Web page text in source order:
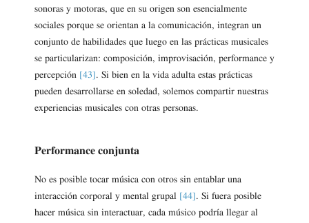
sonoras y motoras, que en su origen son esencialmente
sociales porque se orientan a la comunicación, integran un
conjunto de habilidades que luego en las prácticas musicales
se particularizan: composición, improvisación, performance y
percepción [43]. Si bien en la vida adulta estas prácticas
pueden desarrollarse en soledad, solemos compartir nuestras
experiencias musicales con otras personas.
Performance conjunta
No es posible tocar música con otros sin entablar una
interacción corporal y mental grupal [44]. Si fuera posible
hacer música sin interactuar, cada músico podría llegar al